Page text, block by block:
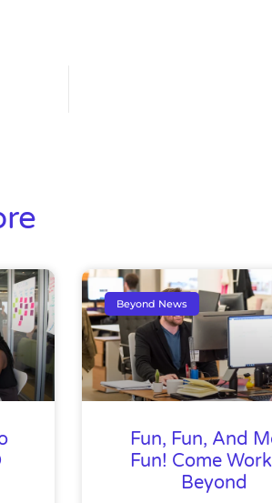
Beyond News
Fun, Fun, And
Fun! Come
Beyond